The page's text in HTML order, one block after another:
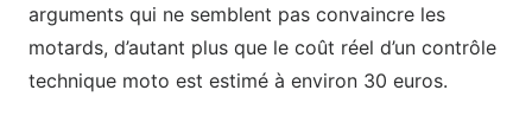
arguments qui ne semblent pas convaincre les
motards, d’autant plus que le coût réel d’un contrôle
technique moto est estimé à environ 30 euros.